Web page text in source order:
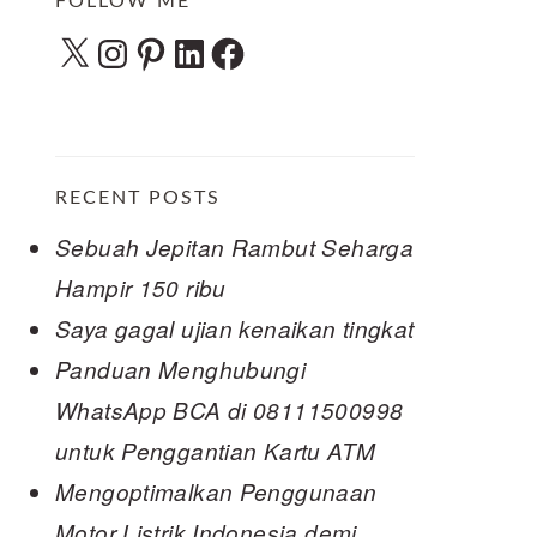
X Instagram
Pinterest
LinkedInFacebook
RECENT POSTS
Sebuah Jepitan Rambut Seharga
Hampir 150 ribu
Saya gagal ujian kenaikan tingkat
Panduan Menghubungi
WhatsApp BCA di 08111500998
untuk Penggantian Kartu ATM
Mengoptimalkan Penggunaan